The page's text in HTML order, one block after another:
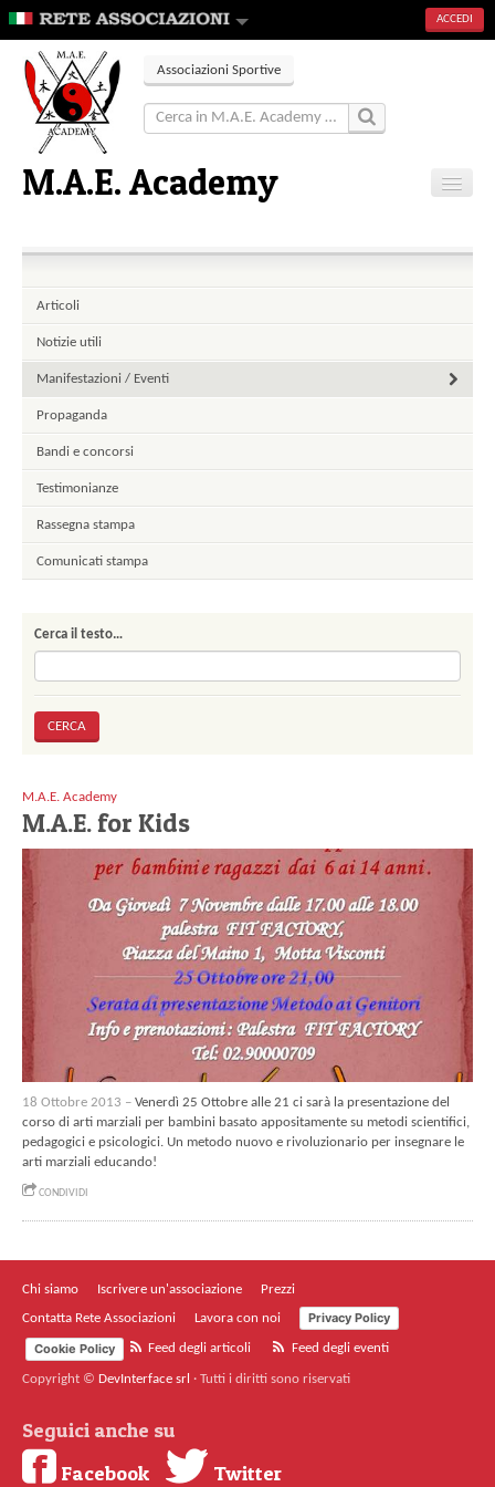
ACCEDI
Associazioni Sportive
M.A.E. Academy
Articoli
Eventi
Contatti
Pagine
Articoli
Notizie utili
Manifestazioni / Eventi
Propaganda
Bandi e concorsi
Testimonianze
Rassegna stampa
Comunicati stampa
Cerca il testo…
M.A.E. Academy
M.A.E. for Kids
18 Ottobre 2013 – Venerdì 25 Ottobre alle 21 ci sarà la presentazione del
corso di arti marziali per bambini basato appositamente su metodi scientifici,
pedagogici e psicologici. Un metodo nuovo e rivoluzionario per insegnare le
arti marziali educando!
CONDIVIDI
Chi siamo Iscrivere un'associazione
Prezzi
Contatta Rete Associazioni
Lavora con noi
Privacy Policy
Cookie Policy
Feed degli articoli Feed degli eventi
Copyright © DevInterface srl · Tutti i diritti sono riservati
Seguici anche su
Facebook
Twitter